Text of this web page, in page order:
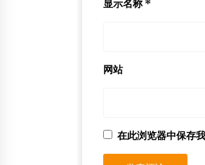
显示名称 *
网站
在此浏览器中保存